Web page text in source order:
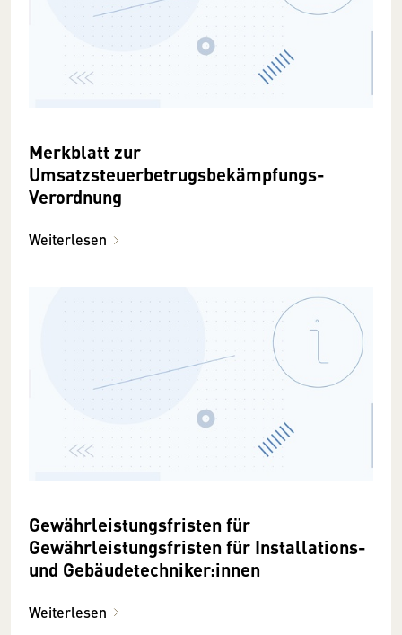
Merkblatt zur
Umsatzsteuerbetrugsbekämpfungs-
Verordnung
Weiterlesen
Gewährleistungsfristen für
Gewährleistungsfristen für Installations-
und Gebäudetechniker:innen
Weiterlesen